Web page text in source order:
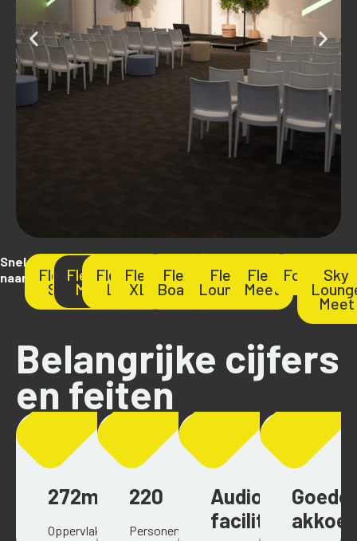
Snel
naar:
Flex
S
Flex
M
Flex
L
Flex
XL
Flex
Board
Flex
Lounge
Flex
Meet
Foyer Sky
Meet
Belangrijke cijfers
en feiten
272m²
Oppervlakte
220
Personen
Audiovisuele
faciliteiten
Goede